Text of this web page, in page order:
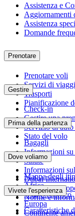
Assistenza e
Aggiornamenti
Assistenza
Domande
Prenotare
Prenotare voli
Servizi di
Trasporti
Pianificazione
Gestire
Check-in
Gestire una
Servizio di
Stato del volo
Prima della partenza
Bagagli
Informazioni su
Salute
Informazioni
Dubai
Da e per
Norme e
Dove voliamo
Mappa degli
Africa
Asia e Pacifico
Europa
Continente
Vivete l'esperienza
Caratteristiche